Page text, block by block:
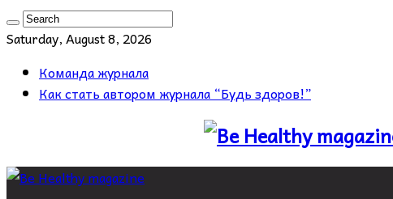
Saturday, August 8, 2026
Команда журнала
Как стать автором журнала “Будь здоров!”